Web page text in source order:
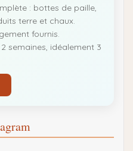
: bottes de paille,
terre et chaux.
fournis.
semaines, idéalement 3